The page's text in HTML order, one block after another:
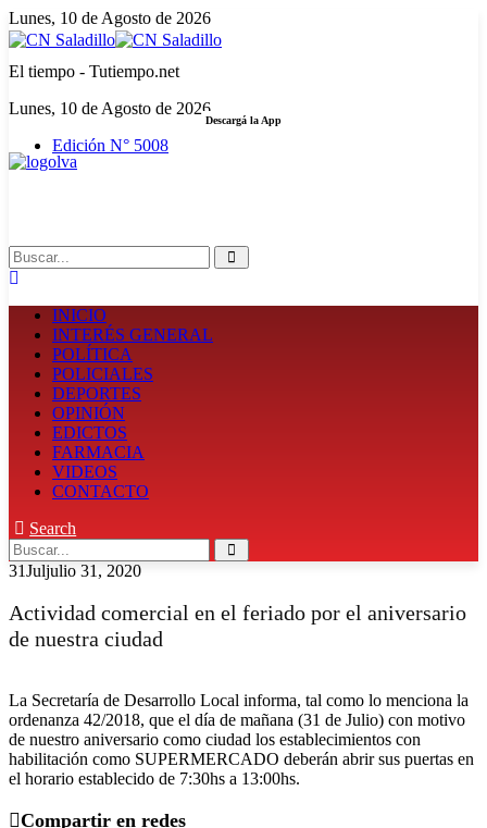
Lunes, 10 de Agosto de 2026
El tiempo - Tutiempo.net
Lunes, 10 de Agosto de 2026
Edición N° 5008
Descargá la App
INICIO
INTERÉS GENERAL
POLÍTICA
POLICIALES
DEPORTES
OPINIÓN
EDICTOS
FARMACIA
VIDEOS
CONTACTO
Search
31Juljulio 31, 2020
Actividad comercial en el feriado por el aniversario
de nuestra ciudad
La Secretaría de Desarrollo Local informa, tal como lo menciona la
ordenanza 42/2018, que el día de mañana (31 de Julio) con motivo
de nuestro aniversario como ciudad los establecimientos con
habilitación como SUPERMERCADO deberán abrir sus puertas en
el horario establecido de 7:30hs a 13:00hs.
Compartir en redes